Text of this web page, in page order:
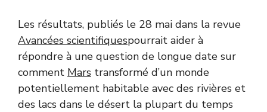
Les résultats, publiés le 28 mai dans la revue
Avancées scientifiquespourrait aider à
répondre à une question de longue date sur
comment Mars transformé d’un monde
potentiellement habitable avec des rivières et
des lacs dans le désert la plupart du temps